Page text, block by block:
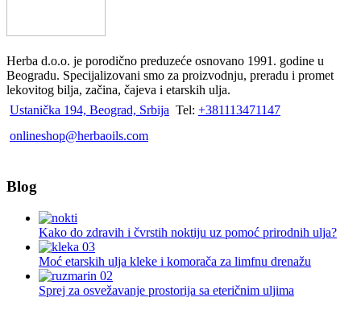
Herba d.o.o. je porodično preduzeće osnovano 1991. godine u
Beogradu. Specijalizovani smo za proizvodnju, preradu i promet
lekovitog bilja, začina, čajeva i etarskih ulja.
Ustanička 194, Beograd, Srbija Tel: +381113471147
onlineshop@herbaoils.com
Blog
Kako do zdravih i čvrstih noktiju uz pomoć prirodnih ulja?
Moć etarskih ulja kleke i komorača za limfnu drenažu
Sprej za osvežavanje prostorija sa eteričnim uljima